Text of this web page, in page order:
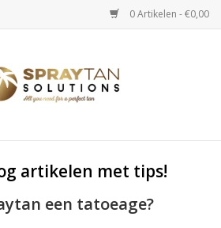
0 Artikelen - €0,00
artikelen met tips!
een tatoeage?